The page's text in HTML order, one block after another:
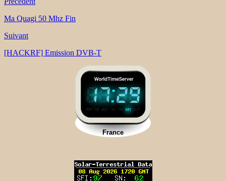
Ma Quagi 50 Mhz Fin
Suivant
[HACKRF] Emission DVB-T